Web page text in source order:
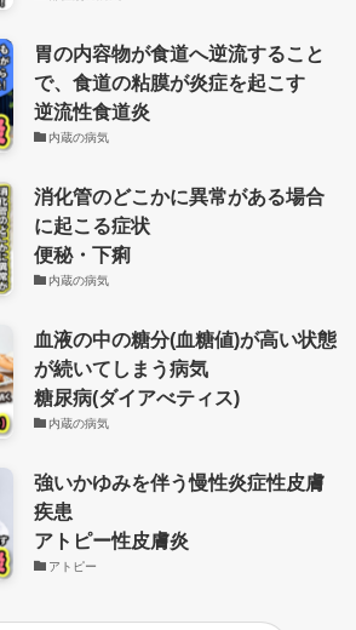
胃の内容物が食道へ逆流すること
で、食道の粘膜が炎症を起こす
逆流性食道炎
内蔵の病気
消化管のどこかに異常がある場合
に起こる症状
便秘・下痢
内蔵の病気
血液の中の糖分(血糖値)が高い状態
が続いてしまう病気
糖尿病(ダイアべティス)
内蔵の病気
強いかゆみを伴う慢性炎症性皮膚
疾患
アトピー性皮膚炎
アトピー